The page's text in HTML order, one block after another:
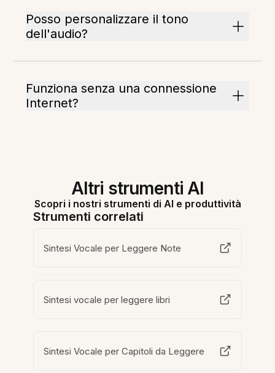
Posso personalizzare il tono
dell'audio?
Funziona senza una connessione
Internet?
Altri strumenti AI
Scopri i nostri strumenti di AI e produttività
Strumenti correlati
Sintesi Vocale per Leggere Note
Sintesi vocale per leggere libri
Sintesi Vocale per Capitoli da Leggere